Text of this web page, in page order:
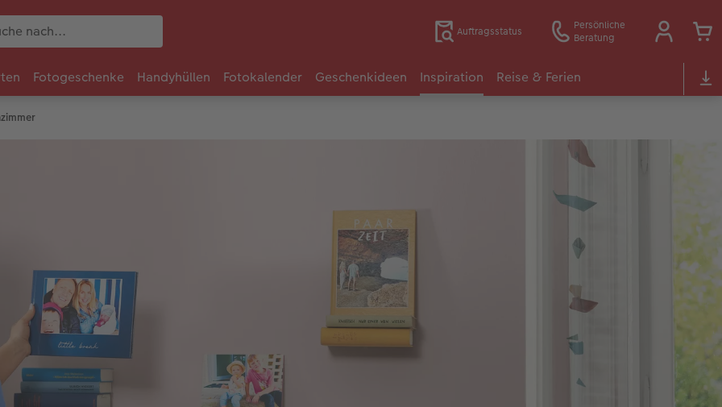
Auftragsstatus
Persönliche
Beratung
Fotogeschenke Handyhüllen Fotokalender Geschenkideen Inspiration Reise & Ferien